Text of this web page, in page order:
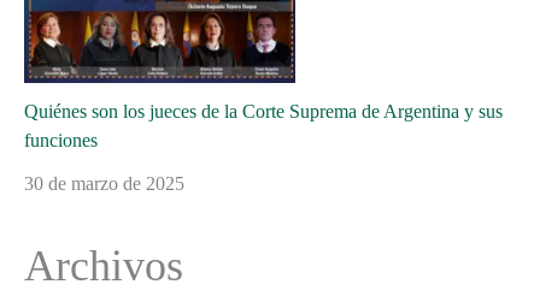
Quiénes son los jueces de la Corte Suprema de Argentina y sus
funciones
30 de marzo de 2025
Archivos